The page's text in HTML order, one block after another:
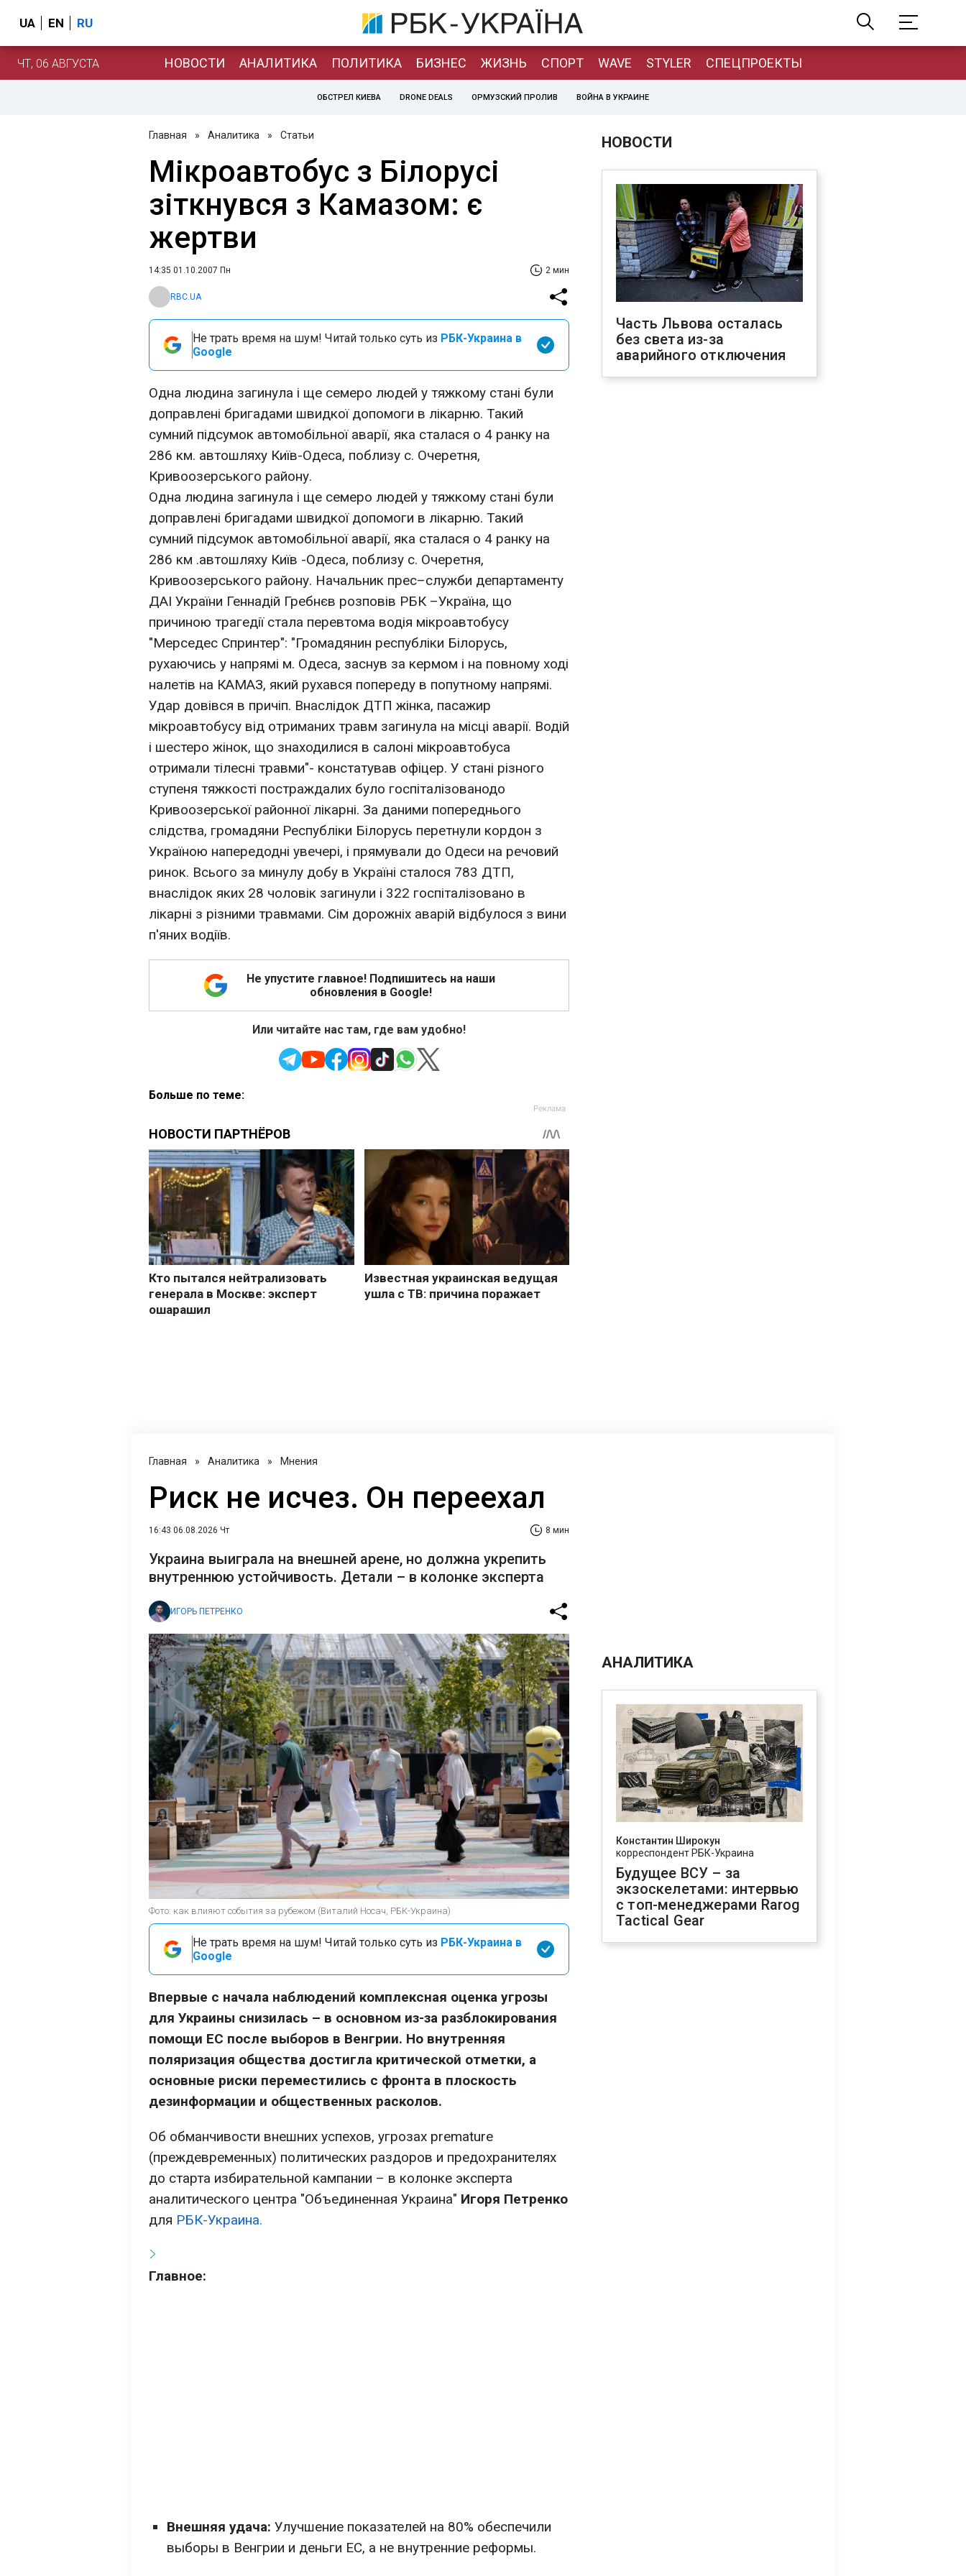
UA EN RU
ЧТ, 06 АВГУСТА НОВОСТИ АНАЛИТИКА ПОЛИТИКА БИЗНЕС ЖИЗНЬ СПОРТ WAVE STYLER СПЕЦПРОЕКТЫ
ОБСТРЕЛ КИЕВА DRONE DEALS ОРМУЗСКИЙ ПРОЛИВ ВОЙНА В УКРАИНЕ
Главная » Аналитика » Статьи
Мікроавтобус з Білорусі
зіткнувся з Камазом: є
жертви
14:35 01.10.2007 Пн 2 мин
RBC.UA
Не трать время на шум! Читай только суть из РБК-Украина в
Google
Одна людина загинула і ще семеро людей у тяжкому стані були
доправлені бригадами швидкої допомоги в лікарню. Такий
сумний підсумок автомобільної аварії, яка cталася о 4 ранку на
286 км. автошляху Київ-Одеса, поблизу с. Очеретня,
Кривоозерського району.
Одна людина загинула і ще семеро людей у тяжкому стані були
доправлені бригадами швидкої допомоги в лікарню. Такий
сумний підсумок автомобільної аварії, яка cталася о 4 ранку на
286 км .автошляху Київ -Одеса, поблизу с. Очеретня,
Кривоозерського району. Начальник прес–служби департаменту
ДАІ України Геннадій Гребнєв розповів РБК –Україна, що
причиною трагедії стала перевтома водія мікроавтобусу
"Мерседес Спринтер": "Громадянин республіки Білорусь,
рухаючись у напрямі м. Одеса, заснув за кермом і на повному ході
налетів на КАМАЗ, який рухався попереду в попутному напрямі.
Удар довівся в причіп. Внаслiдок ДТП жінка, пасажир
мікроавтобусу від отриманих травм загинула на місці аварії. Водій
і шестеро жінок, що знаходилися в салоні мікроавтобуса
отримали тілесні травми"- констатував офіцер. У стані різного
ступеня тяжкості постраждалих було госпіталiзованодо
Кривоозерської районної лікарні. За даними попереднього
слідства, громадяни Республіки Білорусь перетнули кордон з
Україною напередодні увечері, і прямували до Одеси на речовий
ринок. Всього за минулу добу в Україні сталося 783 ДТП,
внаслiдок яких 28 чоловік загинули і 322 госпіталізовано в
лікарні з різними травмами. Сім дорожніх аварій відбулося з вини
п'яних водіїв.
Не упустите главное! Подпишитесь на наши
обновления в Google!
Или читайте нас там, где вам удобно!
Больше по теме:
НОВОСТИ
Часть Львова осталась
без света из-за
аварийного отключения
Главная » Аналитика » Мнения
Риск не исчез. Он переехал
16:43 06.08.2026 Чт 8 мин
Украина выиграла на внешней арене, но должна укрепить
внутреннюю устойчивость. Детали – в колонке эксперта
ИГОРЬ ПЕТРЕНКО
Фото: как влияют события за рубежом (Виталий Носач, РБК-Украина)
Не трать время на шум! Читай только суть из РБК-Украина в
Google
Впервые с начала наблюдений комплексная оценка угрозы
для Украины снизилась – в основном из-за разблокирования
помощи ЕС после выборов в Венгрии. Но внутренняя
поляризация общества достигла критической отметки, а
основные риски переместились с фронта в плоскость
дезинформации и общественных расколов.
Об обманчивости внешних успехов, угрозах premature
(преждевременных) политических раздоров и предохранителях
до старта избирательной кампании – в колонке эксперта
аналитического центра "Объединенная Украина" Игоря Петренко
для РБК-Украина.
Главное:
Внешняя удача: Улучшение показателей на 80% обеспечили
выборы в Венгрии и деньги ЕС, а не внутренние реформы.
АНАЛИТИКА
Константин Широкун
корреспондент РБК-Украина
Будущее ВСУ – за
экзоскелетами: интервью
с топ-менеджерами Rarog
Tactical Gear